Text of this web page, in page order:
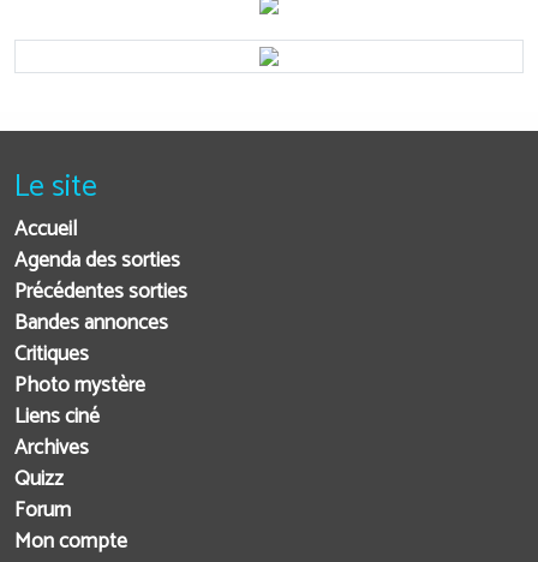
Le site
Accueil
Agenda des sorties
Précédentes sorties
Bandes annonces
Critiques
Photo mystère
Liens ciné
Archives
Quizz
Forum
Mon compte